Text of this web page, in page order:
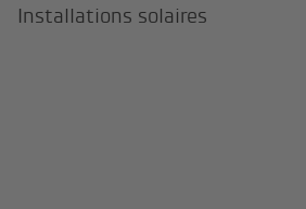
Installations solaires